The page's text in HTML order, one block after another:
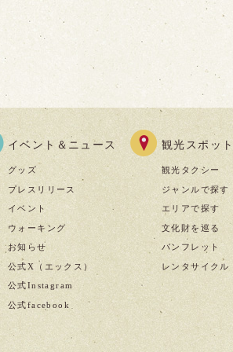
イベント＆ニュース
グッズ
プレスリリース
イベント
ウォーキング
お知らせ
公式X（エックス）
公式Instagram
公式facebook
観光スポット
観光タクシー
ジャンルで探す
エリアで探す
文化財を巡る
パンフレット
レンタサイクル